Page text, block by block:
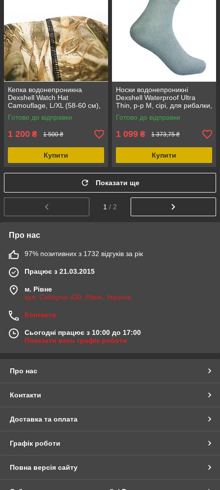
Кепка водонепроникна
Dexshell Watch Hat
Camouflage, L/XL (58-60 см),
камуфляж, для полювання та
риболовлі
Готово до відправки
1 200 ₴ 1 500 ₴
Купити
Носки водонепроникні
Dexshell Waterproof Ultra
Thin, р-р М, сірі, для рибалки,
термошкарпетки
Готово до відправки
1 099 ₴ 1 373,75 ₴
Купити
Показати ще
1 / 2
Про нас
97% позитивних з 1732 відгуків за рік
Працює з 21.03.2015
м. Рівне
вул. Соборна 430, Рівне, Україна
Контакти
Сьогодні працює з 10:00 до 17:00
Показати весь графік роботи
Про нас
Контакти
Доставка та оплата
Графік роботи
Повна версія сайту